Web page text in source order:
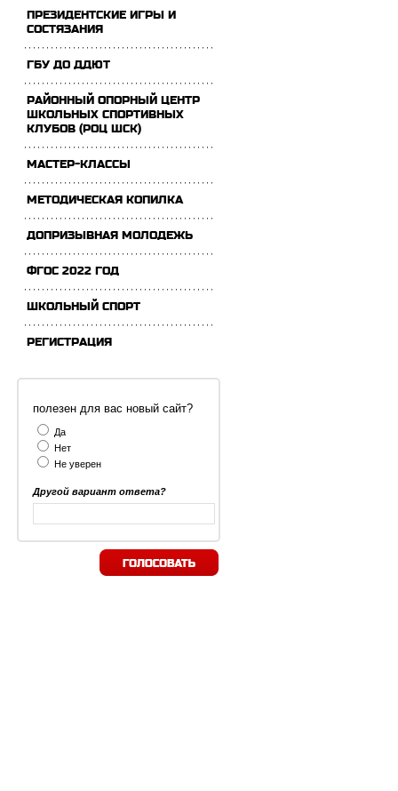
ПРЕЗИДЕНТСКИЕ ИГРЫ И
СОСТЯЗАНИЯ
ГБУ ДО ДДЮТ
РАЙОННЫЙ ОПОРНЫЙ ЦЕНТР
ШКОЛЬНЫХ СПОРТИВНЫХ
КЛУБОВ (РОЦ ШСК)
МАСТЕР-КЛАССЫ
МЕТОДИЧЕСКАЯ КОПИЛКА
ДОПРИЗЫВНАЯ МОЛОДЕЖЬ
ФГОС 2022 ГОД
ШКОЛЬНЫЙ СПОРТ
РЕГИСТРАЦИЯ
полезен для вас новый сайт?
Да
Нет
Не уверен
Другой вариант ответа?